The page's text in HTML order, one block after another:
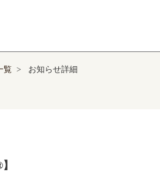
覧 > お知らせ詳細